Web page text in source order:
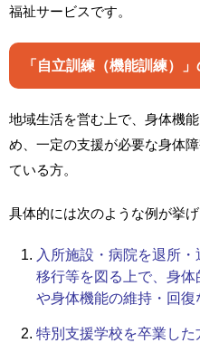
福祉サービスです。
「自立訓練（機能訓練）
地域生活を営む上で、身体機
め、一定の支援が必要な身体
ている方。
具体的には次のような例が挙げ
入所施設・病院を退所
移行等を図る上で、身
や身体機能の維持・回
特別支援学校を卒業した